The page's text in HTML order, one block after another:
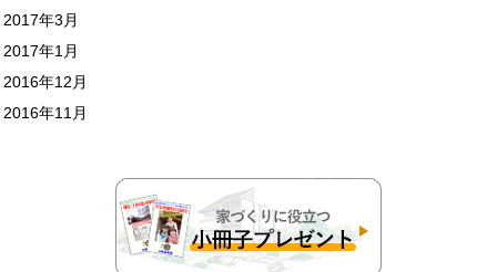
2017年3月
2017年1月
2016年12月
2016年11月